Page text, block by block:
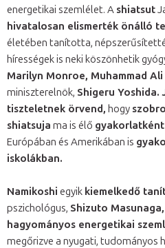
energetikai szemlélet. A shiatsut
hivatalosan elismerték önálló
életében tanította,
hírességek is neki köszönhetik
Marilyn Monroe, Muhammad Ali
miniszterelnök, Shigeru Yoshida.
tiszteletnek örvend, hogy
shiatsuja ma is élő
Európában és Amerikában is
iskolákban.
Namikoshi egyik kiemelkedő
pszichológus, Shizuto
hagyományos energetikai
megőrizve a nyugati, tudományos